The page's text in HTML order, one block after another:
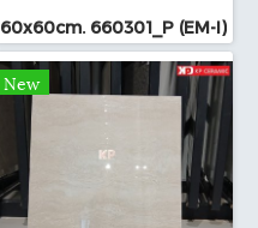
60x60cm. 660301_P (EM-I)
New